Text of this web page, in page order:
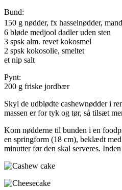
Bund:
150 g nødder, fx hasselnødder,
6 bløde medjool dadler uden sten
3 spsk alm. revet kokosmel
2 spsk kokosolie, smeltet
et nip salt
Pynt:
200 g friske jordbær
Skyl de udblødte cashewnødder i
massen er for tyk og tør, så tilsæt
Kom nødderne til bunden i en
en springform (18 cm), beklædt
minutter før den skal serveres.